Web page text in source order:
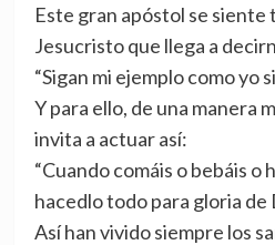
Este gran apóstol se
Jesucristo que llega a
“Sigan mi ejemplo como yo
Y para ello, de una manera
invita a actuar así:
“Cuando comáis o bebáis o
hacedlo todo para gloria de
Así han vivido siempre los